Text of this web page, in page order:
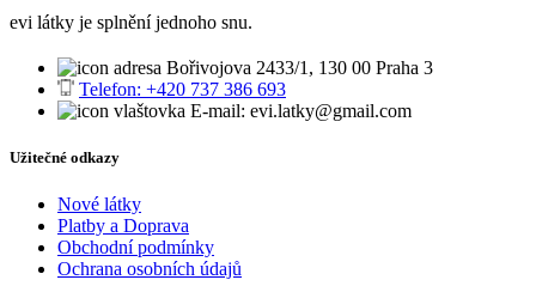
evi látky je splnění jednoho snu.
Bořivojova 2433/1, 130 00 Praha 3
Telefon: +420 737 386 693
E-mail: evi.latky@gmail.com
Užitečné odkazy
Nové látky
Platby a Doprava
Obchodní podmínky
Ochrana osobních údajů